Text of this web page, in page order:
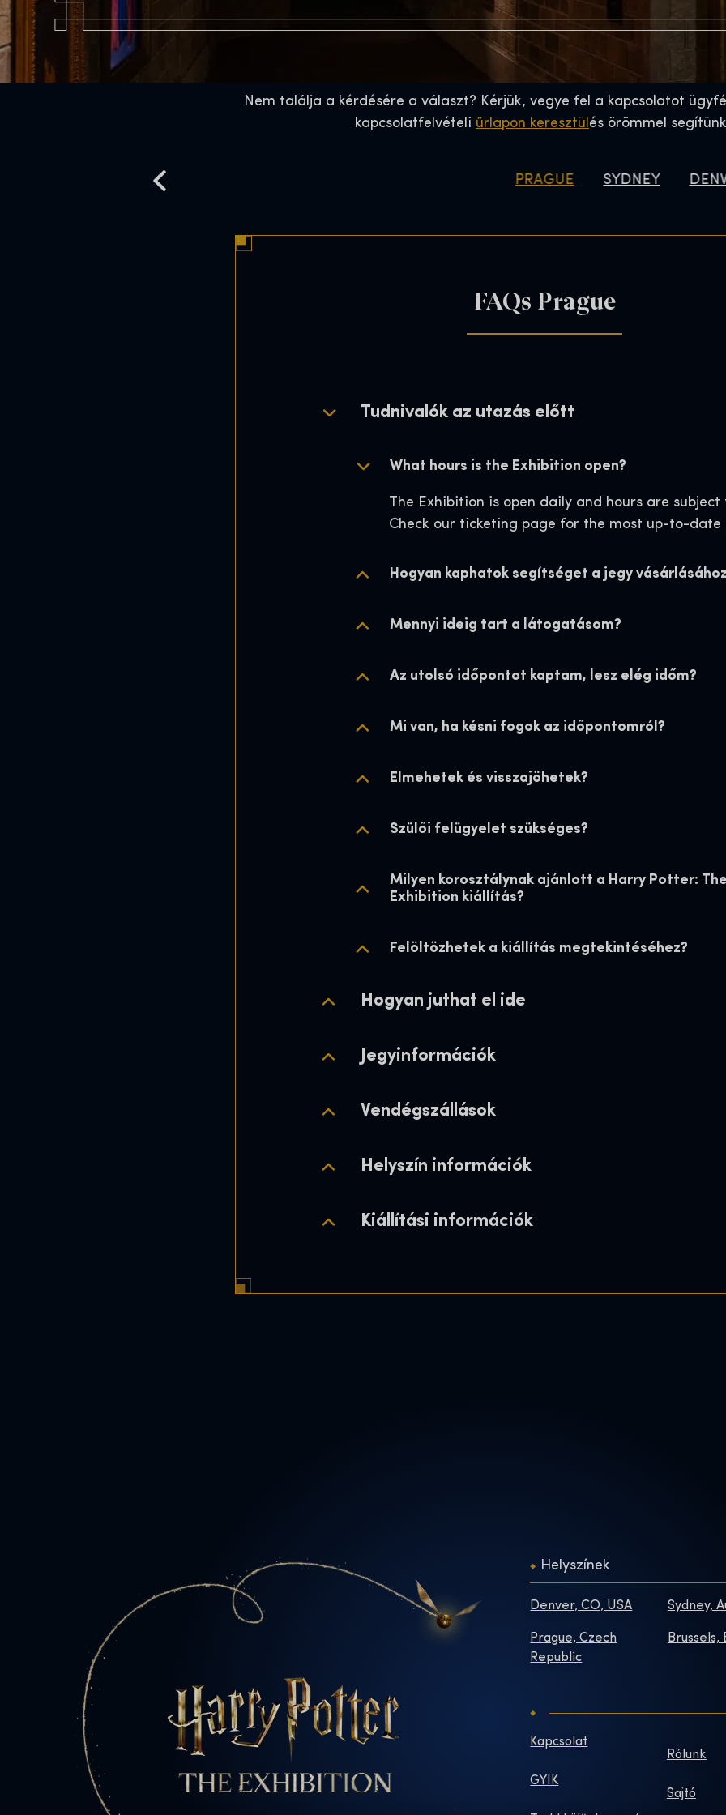
Nem találja a kérdésére a választ? Kérjük, vegye fel a kapcsolatot
kapcsolatfelvételi űrlapon keresztülés örömmel
PRAGUE SYDNEY
FAQs Prague
Tudnivalók az utazás előtt
What hours is the Exhibition open?
The Exhibition is open daily and hours are subject
Check our ticketing page for the most up-to-date
Hogyan kaphatok segítséget a jegy
Mennyi ideig tart a látogatásom?
Az utolsó időpontot kaptam, lesz elég időm?
Mi van, ha késni fogok az időpontomról?
Elmehetek és visszajöhetek?
Szülői felügyelet szükséges?
Milyen korosztálynak ajánlott a Harry Potter:
Exhibition kiállítás?
Felöltözhetek a kiállítás megtekintéséhez?
Hogyan juthat el ide
Jegyinformációk
Vendégszállások
Helyszín információk
Kiállítási információk
FAQs Sydney
Tudnivalók az utazás előtt
Mennyi ideig tart a látogatásom?
A kiállítás önállóan látogatható, és a
percet szánunk a felfedezésre.
Elmehetek és visszajöhetek?
Szülői felügyelet szükséges?
Milyen korosztálynak ajánlott a Harry Potter:
Kiállítási információk
FAQs Denver
Tudnivalók az utazás előtt
Mennyi ideig tart a látogatásom?
A kiállítás önállóan látogatható, és a
percet szánunk a felfedezésre.
Elmehetek és visszajöhetek?
Szülői felügyelet szükséges?
Milyen korosztálynak ajánlott a Harry Potter:
Kiállítási információk
FAQs Brussels
Tudnivalók az utazás előtt
Mennyi ideig tart a látogatásom?
A kiállítás önállóan látogatható, és a
percet szánunk a felfedezésre.
Elmehetek és visszajöhetek?
Szülői felügyelet szükséges?
Milyen korosztálynak ajánlott a Harry Potter:
Kiállítási információk
Helyszínek
Denver, CO, USA Sydney,
Prague, Czech
Republic
Brussels,
Kapcsolat
GYIK
Rólunk
Sajtó